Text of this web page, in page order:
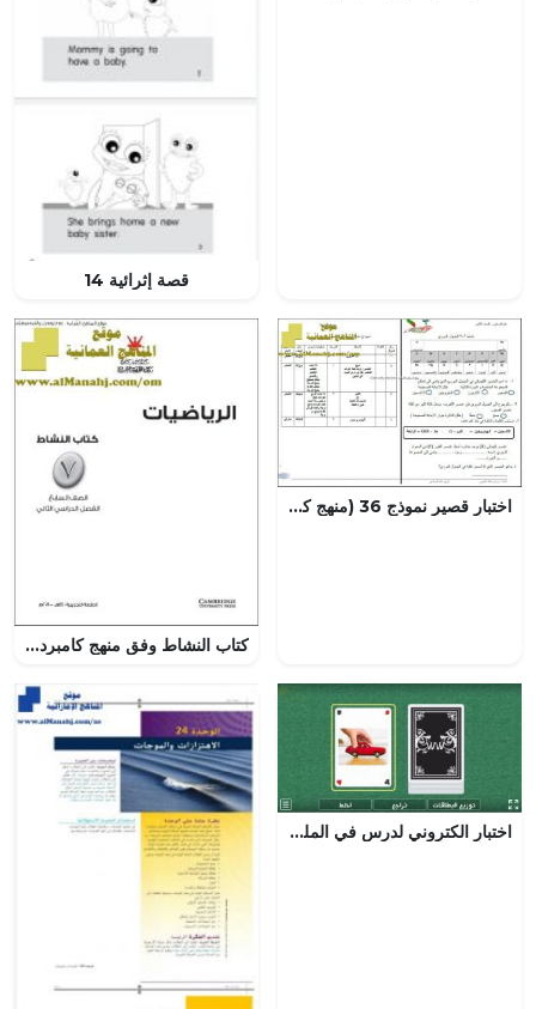
قصة إثرائية 14
اختبار قصير نموذج 36 (منهج كامبردج) – نشاط (2-3) (علوم) الثامن
كتاب النشاط وفق منهج كامبردج (رياضيات) السابع
اختبار الكتروني لدرس في الملعب (علوم) الأول